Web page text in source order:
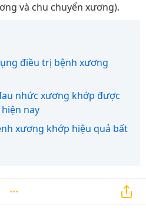
và chu chuyển xương).
điều trị bệnh xương
nhức xương khớp được
nay
xương khớp hiệu quả bất